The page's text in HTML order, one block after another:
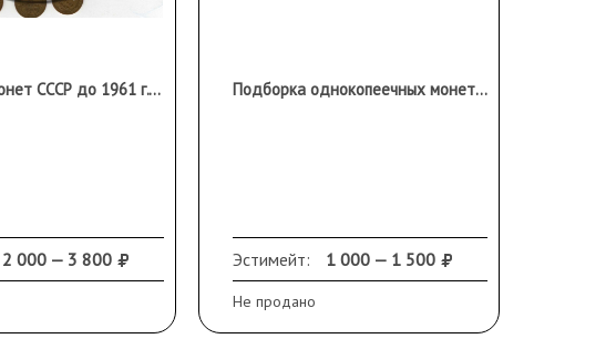
Подборка монет СССР до 1961 г. Редкие 3 коп. 1935, копейки 1927, нечастая разновидность 2 коп. 1931
2 000 — 3 800
Подборка однокопеечных монет обр.1961 г. Есть интересные! Несмотря на небольшой номинал, играли важную роль в денежном обращении той эпохи.
Эстимейт: 1 000 — 1 500
Не продано